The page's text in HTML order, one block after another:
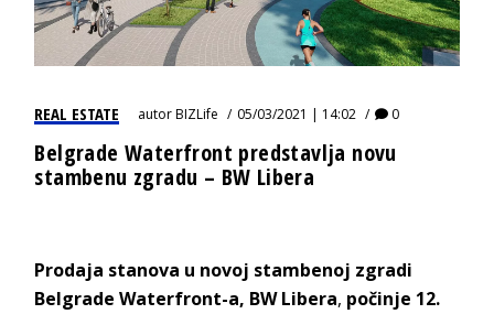
REAL ESTATE autorBIZLife 05/03/2021 | 14:02 0
Belgrade Waterfront predstavlja novu
stambenu zgradu – BW Libera
Prodaja stanova u novoj stambenoj zgradi
Belgrade Waterfront-a, BW Libera, počinje 12.